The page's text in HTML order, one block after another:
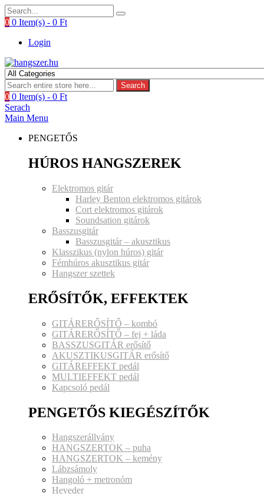
0 0 Item(s) - 0 Ft
Login
Search
0 0 Item(s) - 0 Ft
Serach
Main Menu
PENGETŐS
HÚROS HANGSZEREK
Elektromos gitár
Harley Benton elektromos gitárok
Cort elektromos gitárok
Soundsation gitárok
Basszusgitár
Basszusgitár – akusztikus
Klasszikus (nylon húros) gitár
Fémhúros akusztikus gitár
Hangszer szettek
ERŐSÍTŐK, EFFEKTEK
GITÁRERŐSÍTŐ – kombó
GITÁRERŐSÍTŐ – fej + láda
BASSZUSGITÁR erősítő
AKUSZTIKUSGITÁR erősítő
GITÁREFFEKT pedál
MULTIEFFEKT pedál
Kapcsoló pedál
PENGETŐS KIEGÉSZÍTŐK
Hangszerállvány
HANGSZERTOK – puha
HANGSZERTOK – kemény
Lábzsámoly
Hangoló + metronóm
Heveder